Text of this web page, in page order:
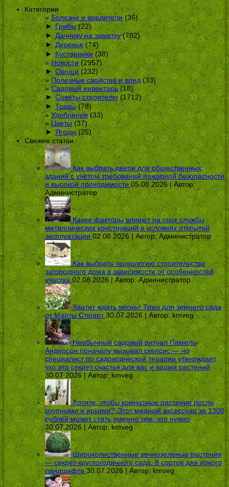
Категории
Болезни и вредители(36)
► Грибы(22)
► Дачнику на заметку(782)
► Деревья (74)
► Кустарники(38)
Новости (2957)
► Овощи(232)
Полезные свойства и вред(33)
Садовый инвентарь(18)
► Советы строителю(1712)
► Травы(78)
Удобрения(33)
Цветы (37)
► Ягоды(25)
Свежие статьи
Как выбрать двери для общественных
зданий с учётом требований пожарной безопасности
и высокой проходимости 05.08.2026 | Автор:
Администратор
Какие факторы влияют на срок службы
металлических конструкций в условиях открытой
эксплуатации 02.08.2026 | Автор: Администратор
Как выбрать технологию строительства
загородного дома в зависимости от особенностей
участка 02.08.2026 | Автор:Администратор
Хватит ждать весны! Трюк для зимнего сада
от Марты Стюарт 30.07.2026 | Автор: kmveg
Необычный садовый ритуал Памелы
Андерсон поначалу вызывал скепсис — но
специалист по садоводческой терапии утверждает,
что это секрет счастья для вас и ваших растений
30.07.2026 | Автор:kmveg
Хотите, чтобы комнатные растения росли
крупными и яркими? Этот медный аксессуар за 1300
рублей может стать именно тем, что нужно
30.07.2026 | Автор: kmveg
Широколиственные вечнозеленые растения
— секрет круглогодичного сада: 8 сортов для яркого
ландшафта 30.07.2026 | Автор:kmveg